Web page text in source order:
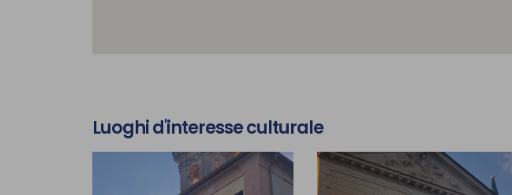
Luoghi d'interesse culturale